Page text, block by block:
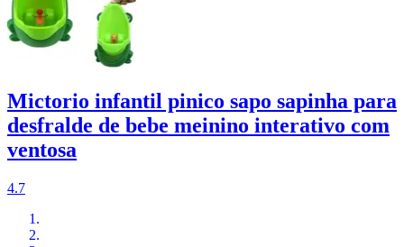
Mictorio infantil pinico sapo sapinha para
desfralde de bebe meinino interativo com
ventosa
4.7